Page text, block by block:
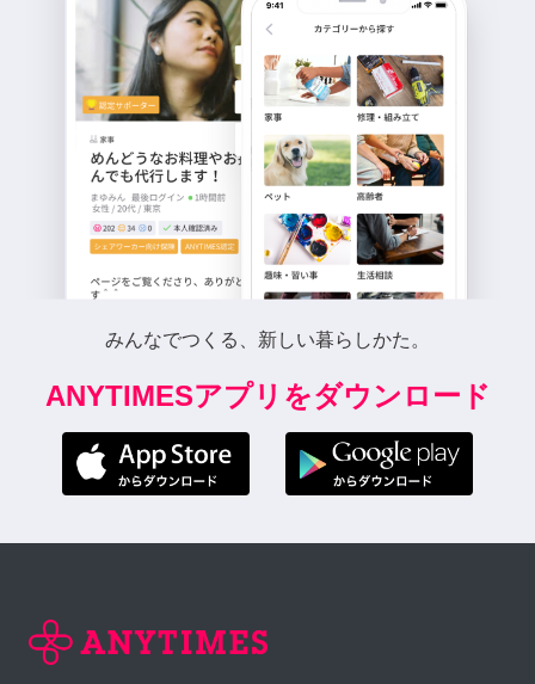
みんなでつくる、新しい暮らしかた。
ANYTIMESアプリをダウンロード